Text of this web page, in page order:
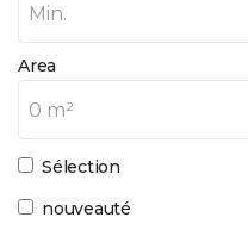
Min.
Area
0 m²
Sélection
nouveauté